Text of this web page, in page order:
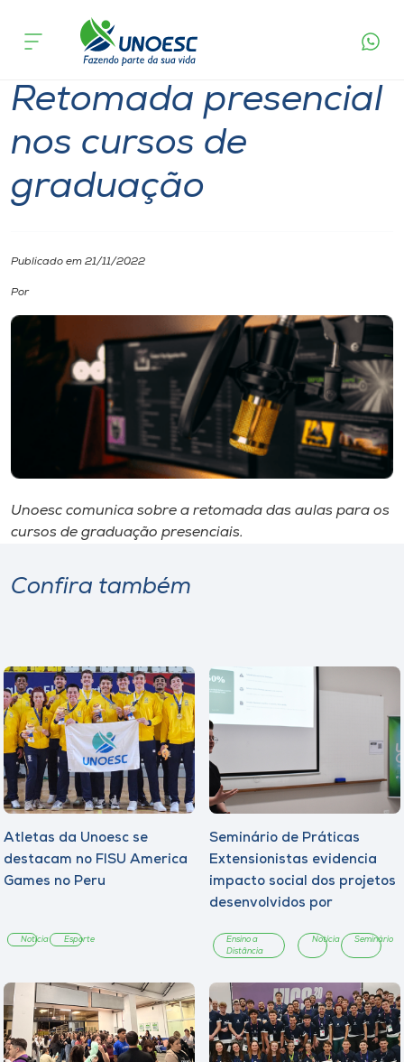
Cursos
Onde estamos
Pesquisa
Atendimento ao Estudante
Portal de Ensino
A
Unoesc
Internacionalização
Editora
Rádio
Museu
Unoesc
Selecione
o idioma
acontece
Retomada presencial
nos cursos de
graduação
Publicado em 21/11/2022
Por
Unoesc comunica sobre a retomada das aulas para os
cursos de graduação presenciais.
Confira também
Atletas da Unoesc se
destacam no FISU America
Games no Peru
Notícia Esporte
Seminário de Práticas
Extensionistas evidencia
impacto social dos projetos
desenvolvidos por
line
Ensino a
Distância
Notícia Seminário